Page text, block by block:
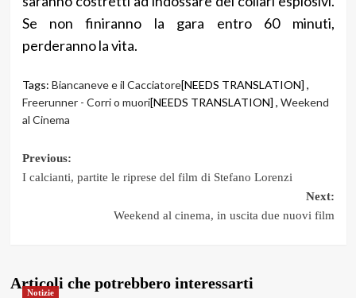
Se non finiranno la gara entro 60 minuti,
perderanno la vita.
Tags: Biancaneve e il Cacciatore[NEEDS TRANSLATION] ,
Freerunner - Corri o muori[NEEDS TRANSLATION] , Weekend
al Cinema
Post
Previous:
I calcianti, partite le riprese del film di Stefano Lorenzi
Next:
Weekend al cinema, in uscita due nuovi film
Articoli che potrebbero interessarti
Notizie